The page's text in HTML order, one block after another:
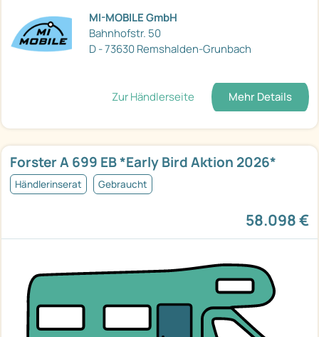
MI-MOBILE GmbH
Bahnhofstr. 50
D - 73630 Remshalden-Grunbach
Zur Händlerseite Mehr Details
Forster A 699 EB *Early Bird Aktion 2026*
Händlerinserat Gebraucht
58.098 €